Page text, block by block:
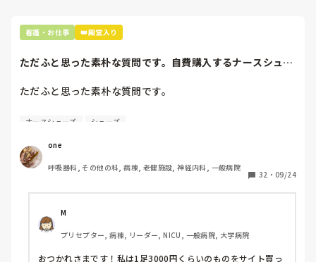
看護・お仕事 👑殿堂入り
ただふと思った素朴な質問です。自費購入するナースシュー
ただふと思った素朴な質問です。
自費購入するナースシューズ(職場で使用してる靴)っていく
わたしの職場の指定は「白のスニーカー」。
すぐに汚くなるので1,500円は絶対に超えたくない思いがあ
半年〜1年未満で交換しています。
職場の人が「ナースシューズに3000円以上は出せない」っ
て言ってて、わたしの倍額は出せるのか！とびっくりしたの
で、世の皆さんはどうなのかなと…🤔
ナースシューズ シューズ
one
呼吸器科, その他の科, 病棟, 老健施設, 神経内科, 一般病院
32 ・ 09/24
M
プリセプター, 病棟, リーダー, NICU, 一般病院, 大学病院
おつかれさまです！私は1足3000円くらいのものをサイト買っ